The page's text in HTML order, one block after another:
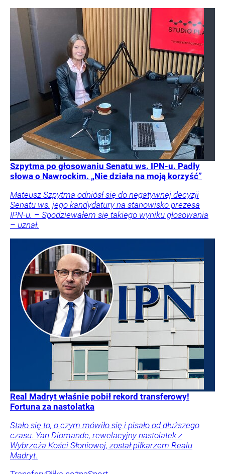
Szpytma po głosowaniu Senatu ws. IPN-u. Padły
słowa o Nawrockim. „Nie działa na moją korzyść”
Mateusz Szpytma odniósł się do negatywnej decyzji
Senatu ws. jego kandydatury na stanowisko prezesa
IPN-u. – Spodziewałem się takiego wyniku głosowania
– uznał.
Real Madryt właśnie pobił rekord transferowy!
Fortuna za nastolatka
Stało się to, o czym mówiło się i pisało od dłuższego
czasu. Yan Diomande, rewelacyjny nastolatek z
Wybrzeża Kości Słoniowej, został piłkarzem Realu
Madryt.